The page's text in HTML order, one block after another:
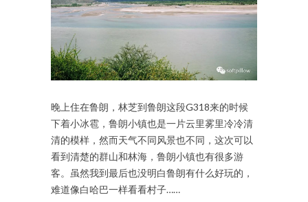
晚上住在鲁朗，林芝到鲁朗这段G318来的时候
下着小冰雹，鲁朗小镇也是一片云里雾里冷冷清
清的模样，然而天气不同风景也不同，这次可以
看到清楚的群山和林海，鲁朗小镇也有很多游
客。虽然我到最后也没明白鲁朗有什么好玩的，
难道像白哈巴一样看看村子……